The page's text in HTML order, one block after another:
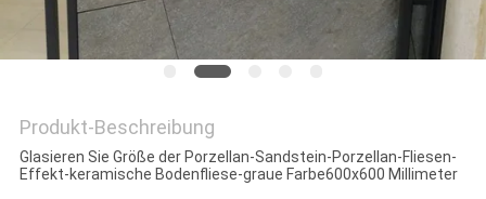
Produkt-Beschreibung
Glasieren Sie Größe der Porzellan-Sandstein-Porzellan-Fliesen-
Effekt-keramische Bodenfliese-graue Farbe600x600 Millimeter